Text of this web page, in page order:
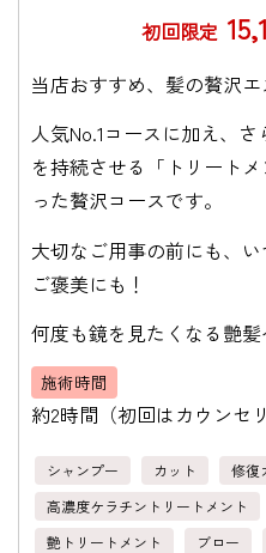
初回限定
当店おすすめ、髪の贅沢エ
人気No.1コースに加え、
を持続させる「トリート
った贅沢コースです。
大切なご用事の前にも、
ご褒美にも！
何度も鏡を見たくなる艶
施術時間
約2時間（初回はカウンセ
シャンプー カット
修復
高濃度ケラチントリートメント
艶トリートメント
ブロー